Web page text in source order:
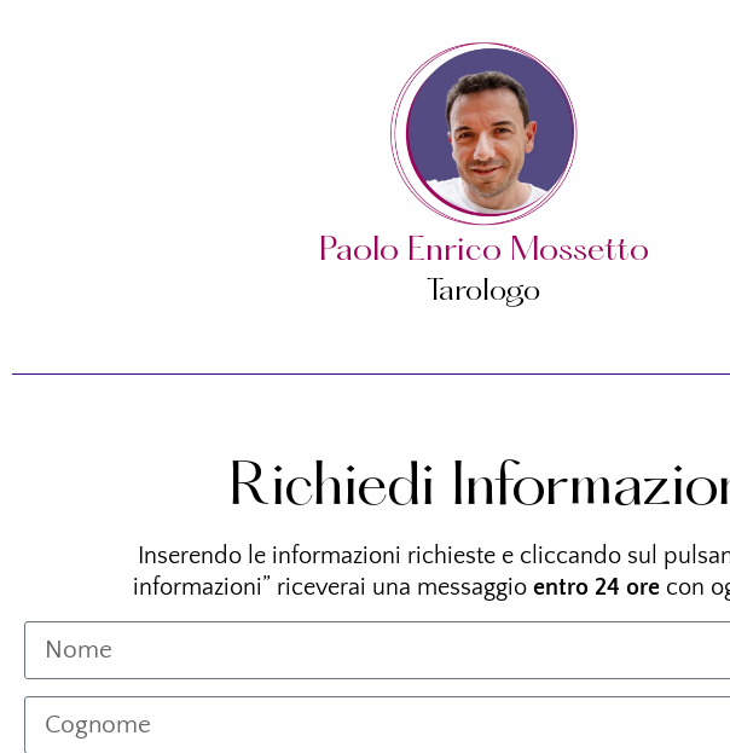
Paolo Enrico Mossetto
Tarologo
Richiedi
Inserendo le informazioni richieste e cliccando sul
informazioni” riceverai una messaggio entro 24 ore con